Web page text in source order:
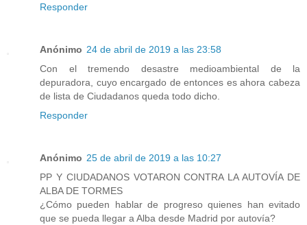
Responder
Anónimo 24 de abril de 2019 a las 23:58
Con el tremendo desastre medioambiental de la
depuradora, cuyo encargado de entonces es ahora cabeza
de lista de Ciudadanos queda todo dicho.
Responder
Anónimo 25 de abril de 2019 a las 10:27
PP Y CIUDADANOS VOTARON CONTRA LA AUTOVÍA DE
ALBA DE TORMES
¿Cómo pueden hablar de progreso quienes han evitado
que se pueda llegar a Alba desde Madrid por autovía?